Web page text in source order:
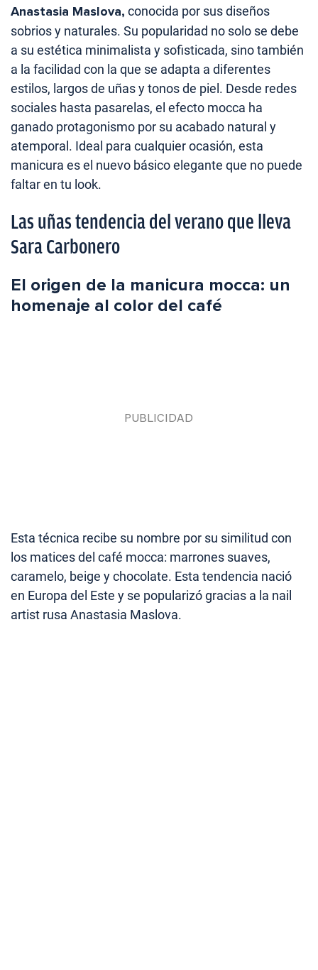
Anastasia Maslova, conocida por sus diseños
sobrios y naturales. Su popularidad no solo se debe
a su estética minimalista y sofisticada, sino también
a la facilidad con la que se adapta a diferentes
estilos, largos de uñas y tonos de piel. Desde redes
sociales hasta pasarelas, el efecto mocca ha
ganado protagonismo por su acabado natural y
atemporal. Ideal para cualquier ocasión, esta
manicura es el nuevo básico elegante que no puede
faltar en tu look.
Las uñas tendencia del verano que lleva
Sara Carbonero
El origen de la manicura mocca: un
homenaje al color del café
Esta técnica recibe su nombre por su similitud con
los matices del café mocca: marrones suaves,
caramelo, beige y chocolate. Esta tendencia nació
en Europa del Este y se popularizó gracias a la nail
artist rusa Anastasia Maslova.